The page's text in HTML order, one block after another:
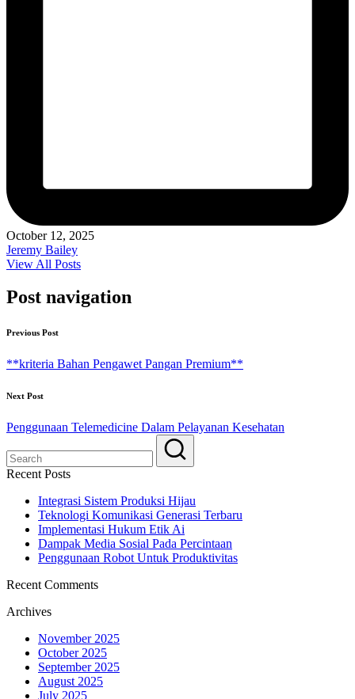
October 12, 2025
Jeremy Bailey
View All Posts
Post navigation
Previous Post
**kriteria Bahan Pengawet Pangan Premium**
Next Post
Penggunaan Telemedicine Dalam Pelayanan Kesehatan
Recent Posts
Integrasi Sistem Produksi Hijau
Teknologi Komunikasi Generasi Terbaru
Implementasi Hukum Etik Ai
Dampak Media Sosial Pada Percintaan
Penggunaan Robot Untuk Produktivitas
Recent Comments
Archives
November 2025
October 2025
September 2025
August 2025
July 2025